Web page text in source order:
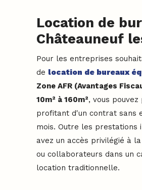
Location de
Châteauneuf
Pour les entreprises
de location de bureaux
Zone AFR (Avantages
10m² à 160m², vous
profitant d'un contrat sans
mois. Outre les
avez un accès privilégié à
ou collaborateurs dans un
location traditionnelle.